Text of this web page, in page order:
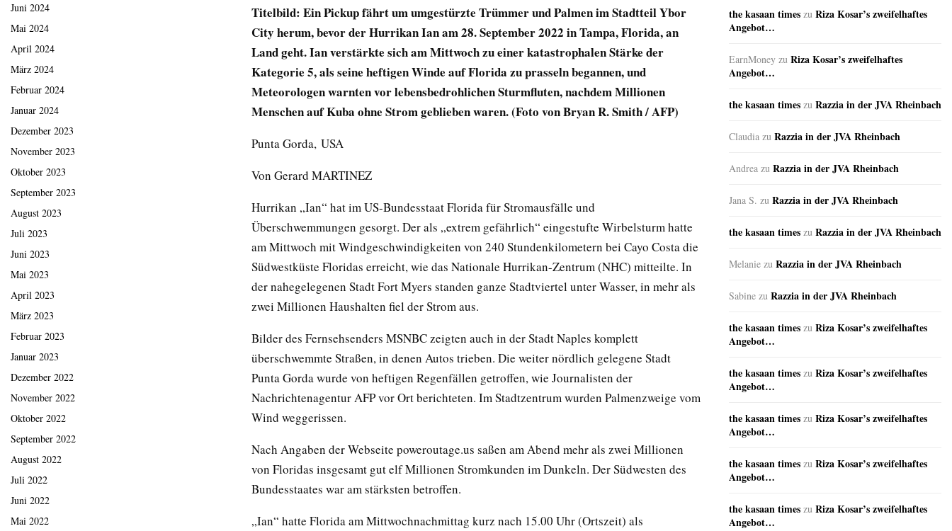
Titelbild: Ein Pickup fährt um umgestürzte Trümmer und Palmen im Stadtteil Ybor
City herum, bevor der Hurrikan Ian am 28. September 2022 in Tampa, Florida, an
Land geht. Ian verstärkte sich am Mittwoch zu einer katastrophalen Stärke der
Kategorie 5, als seine heftigen Winde auf Florida zu prasseln begannen, und
Meteorologen warnten vor lebensbedrohlichen Sturmfluten, nachdem Millionen
Menschen auf Kuba ohne Strom geblieben waren. (Foto von Bryan R. Smith / AFP)
Punta Gorda, USA
Von Gerard MARTINEZ
Hurrikan „Ian“ hat im US-Bundesstaat Florida für Stromausfälle und
Überschwemmungen gesorgt. Der als „extrem gefährlich“ eingestufte Wirbelsturm hatte
am Mittwoch mit Windgeschwindigkeiten von 240 Stundenkilometern bei Cayo Costa die
Südwestküste Floridas erreicht, wie das Nationale Hurrikan-Zentrum (NHC) mitteilte. In
der nahegelegenen Stadt Fort Myers standen ganze Stadtviertel unter Wasser, in mehr als
zwei Millionen Haushalten fiel der Strom aus.
Bilder des Fernsehsenders MSNBC zeigten auch in der Stadt Naples komplett
überschwemmte Straßen, in denen Autos trieben. Die weiter nördlich gelegene Stadt
Punta Gorda wurde von heftigen Regenfällen getroffen, wie Journalisten der
Nachrichtenagentur AFP vor Ort berichteten. Im Stadtzentrum wurden Palmenzweige vom
Wind weggerissen.
Nach Angaben der Webseite poweroutage.us saßen am Abend mehr als zwei Millionen
von Floridas insgesamt gut elf Millionen Stromkunden im Dunkeln. Der Südwesten des
Bundesstaates war am stärksten betroffen.
„Ian“ hatte Florida am Mittwochnachmittag kurz nach 15.00 Uhr (Ortszeit) als
Juni 2024
Mai 2024
April 2024
März 2024
Februar 2024
Januar 2024
Dezember 2023
November 2023
Oktober 2023
September 2023
August 2023
Juli 2023
Juni 2023
Mai 2023
April 2023
März 2023
Februar 2023
Januar 2023
Dezember 2022
November 2022
Oktober 2022
September 2022
August 2022
Juli 2022
Juni 2022
Mai 2022
the kasaan times zu Riza Kosar’s zweifelhaftes
Angebot…
EarnMoney zu Riza Kosar’s zweifelhaftes
Angebot…
the kasaan times zu Razzia in der JVA Rheinbach
Claudia zu Razzia in der JVA Rheinbach
Andrea zu Razzia in der JVA Rheinbach
Jana S. zu Razzia in der JVA Rheinbach
the kasaan times zu Razzia in der JVA Rheinbach
Melanie zu Razzia in der JVA Rheinbach
Sabine zu Razzia in der JVA Rheinbach
the kasaan times zu Riza Kosar’s zweifelhaftes
Angebot…
the kasaan times zu Riza Kosar’s zweifelhaftes
Angebot…
the kasaan times zu Riza Kosar’s zweifelhaftes
Angebot…
the kasaan times zu Riza Kosar’s zweifelhaftes
Angebot…
the kasaan times zu Riza Kosar’s zweifelhaftes
Angebot…